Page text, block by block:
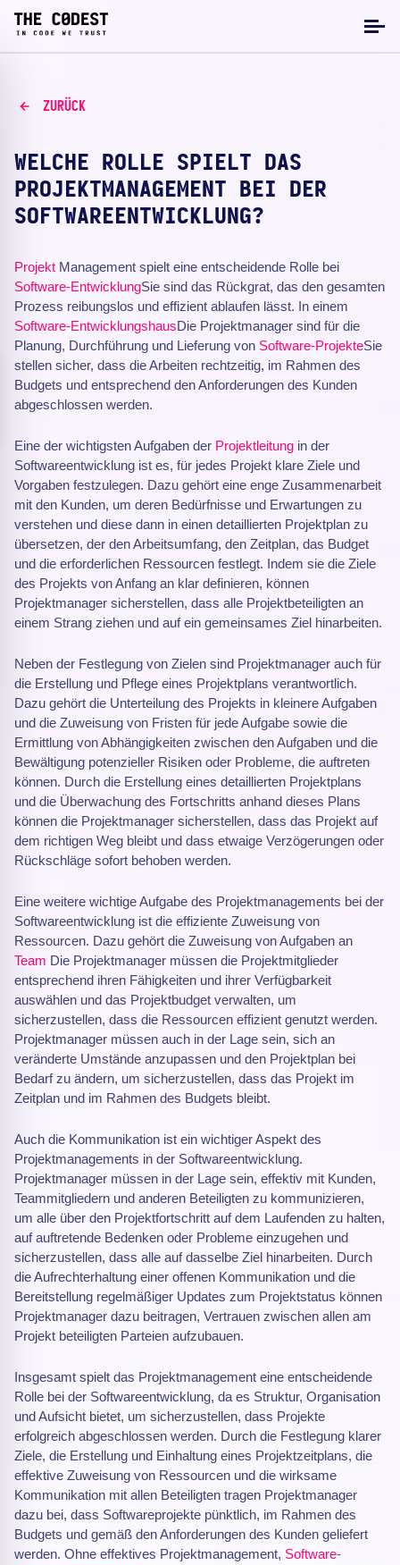
ZURÜCK
WELCHE ROLLE SPIELT DAS
PROJEKTMANAGEMENT BEI DER
SOFTWAREENTWICKLUNG?
Projekt Management spielt eine entscheidende Rolle bei
Software-EntwicklungSie sind das Rückgrat, das den gesamten
Prozess reibungslos und effizient ablaufen lässt. In einem
Software-EntwicklungshausDie Projektmanager sind für die
Planung, Durchführung und Lieferung von Software-ProjekteSie
stellen sicher, dass die Arbeiten rechtzeitig, im Rahmen des
Budgets und entsprechend den Anforderungen des Kunden
abgeschlossen werden.
Eine der wichtigsten Aufgaben der Projektleitung in der
Softwareentwicklung ist es, für jedes Projekt klare Ziele und
Vorgaben festzulegen. Dazu gehört eine enge Zusammenarbeit
mit den Kunden, um deren Bedürfnisse und Erwartungen zu
verstehen und diese dann in einen detaillierten Projektplan zu
übersetzen, der den Arbeitsumfang, den Zeitplan, das Budget
und die erforderlichen Ressourcen festlegt. Indem sie die Ziele
des Projekts von Anfang an klar definieren, können
Projektmanager sicherstellen, dass alle Projektbeteiligten an
einem Strang ziehen und auf ein gemeinsames Ziel hinarbeiten.
Neben der Festlegung von Zielen sind Projektmanager auch für
die Erstellung und Pflege eines Projektplans verantwortlich.
Dazu gehört die Unterteilung des Projekts in kleinere Aufgaben
und die Zuweisung von Fristen für jede Aufgabe sowie die
Ermittlung von Abhängigkeiten zwischen den Aufgaben und die
Bewältigung potenzieller Risiken oder Probleme, die auftreten
können. Durch die Erstellung eines detaillierten Projektplans
und die Überwachung des Fortschritts anhand dieses Plans
können die Projektmanager sicherstellen, dass das Projekt auf
dem richtigen Weg bleibt und dass etwaige Verzögerungen oder
Rückschläge sofort behoben werden.
Eine weitere wichtige Aufgabe des Projektmanagements bei der
Softwareentwicklung ist die effiziente Zuweisung von
Ressourcen. Dazu gehört die Zuweisung von Aufgaben an
Team Die Projektmanager müssen die Projektmitglieder
entsprechend ihren Fähigkeiten und ihrer Verfügbarkeit
auswählen und das Projektbudget verwalten, um
sicherzustellen, dass die Ressourcen effizient genutzt werden.
Projektmanager müssen auch in der Lage sein, sich an
veränderte Umstände anzupassen und den Projektplan bei
Bedarf zu ändern, um sicherzustellen, dass das Projekt im
Zeitplan und im Rahmen des Budgets bleibt.
Auch die Kommunikation ist ein wichtiger Aspekt des
Projektmanagements in der Softwareentwicklung.
Projektmanager müssen in der Lage sein, effektiv mit Kunden,
Teammitgliedern und anderen Beteiligten zu kommunizieren,
um alle über den Projektfortschritt auf dem Laufenden zu halten,
auf auftretende Bedenken oder Probleme einzugehen und
sicherzustellen, dass alle auf dasselbe Ziel hinarbeiten. Durch
die Aufrechterhaltung einer offenen Kommunikation und die
Bereitstellung regelmäßiger Updates zum Projektstatus können
Projektmanager dazu beitragen, Vertrauen zwischen allen am
Projekt beteiligten Parteien aufzubauen.
Insgesamt spielt das Projektmanagement eine entscheidende
Rolle bei der Softwareentwicklung, da es Struktur, Organisation
und Aufsicht bietet, um sicherzustellen, dass Projekte
erfolgreich abgeschlossen werden. Durch die Festlegung klarer
Ziele, die Erstellung und Einhaltung eines Projektzeitplans, die
effektive Zuweisung von Ressourcen und die wirksame
Kommunikation mit allen Beteiligten tragen Projektmanager
dazu bei, dass Softwareprojekte pünktlich, im Rahmen des
Budgets und gemäß den Anforderungen des Kunden geliefert
werden. Ohne effektives Projektmanagement, Software-